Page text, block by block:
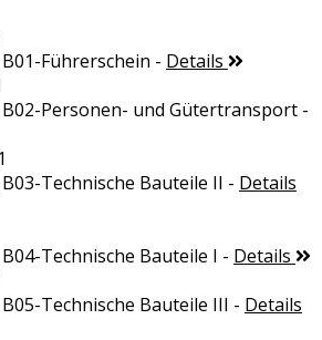
B01-Führerschein - Details
B02-Personen- und Gütertransport-
B03-Technische Bauteile II - Details
B04-Technische Bauteile I - Details
B05-Technische Bauteile III - Details